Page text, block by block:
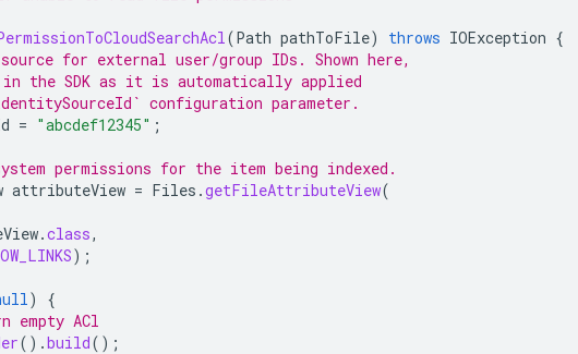
(Path pathToFile) throws IOException {
for external user/group IDs. Shown here,
in the SDK as it is automatically applied
configuration parameter.
= "abcdef12345" ;
permissions for the item being indexed.
attributeView = Files .getFileAttributeView(
.class,
);
)
{
empty ACl
().build();